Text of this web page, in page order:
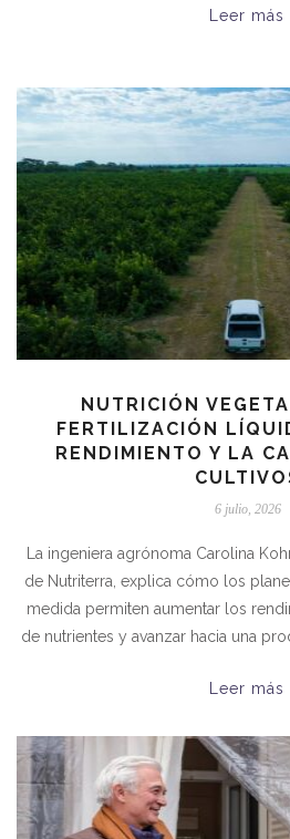
Leer más
NUTRICIÓN
FERTILIZACIÓN
RENDIMIENTO Y LA
6 julio, 2026
La ingeniera agrónoma Carolina
de Nutriterra, explica cómo los
medida permiten aumentar los
de nutrientes y avanzar hacia una
Leer más